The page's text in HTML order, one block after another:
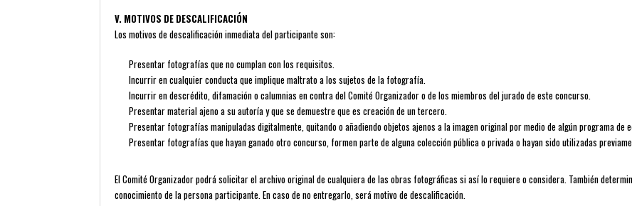
V. MOTIVOS DE DESCALIFICACIÓN
Los motivos de descalificación inmediata del participante son:
Presentar fotografías que no cumplan con los requisitos.
Incurrir en cualquier conducta que implique maltrato a los sujetos de la fotografía.
Incurrir en descrédito, difamación o calumnias en contra del Comité Organizador o de los miembros del jurado de este concurso.
Presentar material ajeno a su autoría y que se demuestre que es creación de un tercero.
Presentar fotografías manipuladas digitalmente, quitando o añadiendo objetos ajenos a la imagen original por medio de algún programa de
Presentar fotografías que hayan ganado otro concurso, formen parte de alguna colección pública o privada o hayan sido utilizadas
El Comité Organizador podrá solicitar el archivo original de cualquiera de las obras fotográficas si así lo requiere o considera. También
conocimiento de la persona participante. En caso de no entregarlo, será motivo de descalificación.